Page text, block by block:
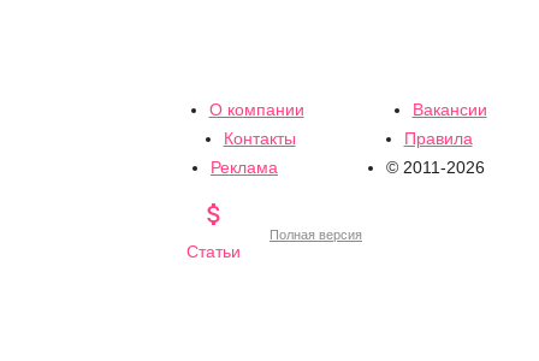
О компании
Вакансии
Контакты
Правила
Реклама
© 2011-2026

Статьи
Полная версия